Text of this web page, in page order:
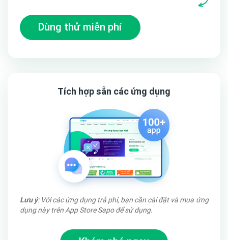
Hiện thị tất cả các dịch vụ của công ty bạn[Xem thử tại đây]
7. Trang chi tiết dịch vụ:
Thông tin chi tiết về dịch vụ[Xem thử tại đây]
8. Tìm kiếm thông minh:Tìm kiếm cả sản phẩm và tin tức
Dùng thử miễn phí
Tích hợp sẵn các ứng dụng
Lưu ý: Với các ứng dụng trả phí, bạn cần cài đặt và mua ứng
dụng này trên App Store Sapo để sử dụng.